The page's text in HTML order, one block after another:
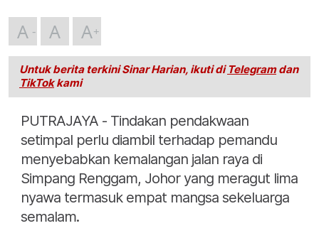
A A A
Untuk berita terkini Sinar Harian, ikuti di Telegramdan
TikTokkami
PUTRAJAYA - Tindakan pendakwaan
setimpal perlu diambil terhadap pemandu
menyebabkan kemalangan jalan raya di
Simpang Renggam, Johor yang meragut lima
nyawa termasuk empat mangsa sekeluarga
semalam.